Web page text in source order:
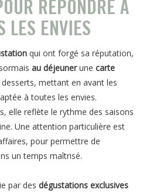
RÉPONDRE À
LES ENVIES
qui ont forgé sa réputation,
au déjeunerunecarte
desserts, mettant en avant les
à toutes les envies.
elle reflète le rythme des saisons
Une attention particulière est
pour permettre de
un temps maîtrisé.
par desdégustations exclusives